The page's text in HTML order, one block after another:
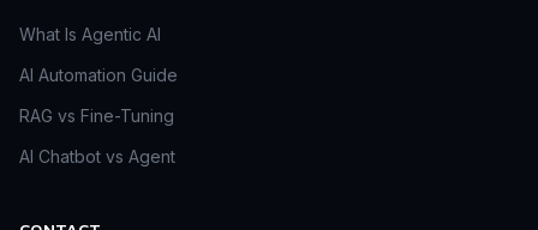
What Is Agentic AI
AI Automation Guide
RAG vs Fine-Tuning
AI Chatbot vs Agent